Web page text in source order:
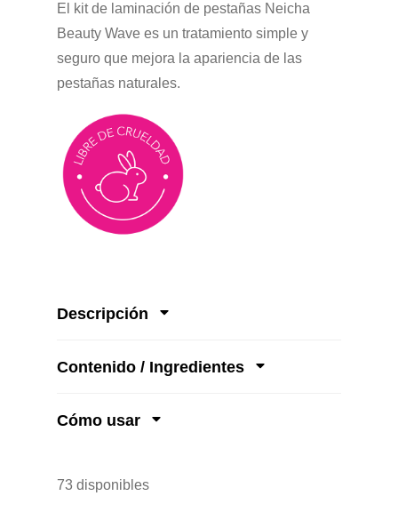
El kit de laminación de pestañas Neicha
Beauty Wave es un tratamiento simple y
seguro que mejora la apariencia de las
pestañas naturales.
Descripción
Contenido / Ingredientes
Cómo usar
73 disponibles